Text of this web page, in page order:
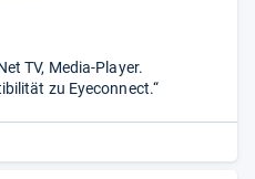
TV, Media-Player.
zu Eyeconnect.“